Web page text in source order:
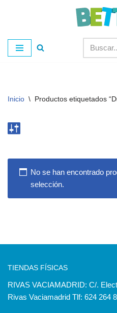
al
contenido
Inicio \ Productos etiquetados
No se han encontrado
selección.
TIENDAS FÍSICAS
RIVAS VACIAMADRID: C/.
Rivas Vaciamadrid Tlf: 624 264